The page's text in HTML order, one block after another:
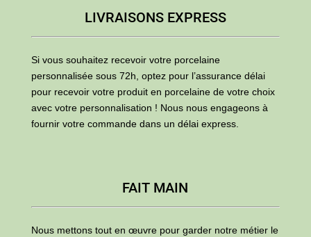
LIVRAISONS EXPRESS
Si vous souhaitez recevoir votre porcelaine
personnalisée sous 72h, optez pour l’assurance délai
pour recevoir votre produit en porcelaine de votre choix
avec votre personnalisation ! Nous nous engageons à
fournir votre commande dans un délai express.
FAIT MAIN
Nous mettons tout en œuvre pour garder notre métier le